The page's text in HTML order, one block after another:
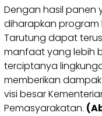
Dengan hasil panen
diharapkan
Tarutung dapat
manfaat yang lebih
terciptanya
memberikan
visi besar
Pemasyarakatan.